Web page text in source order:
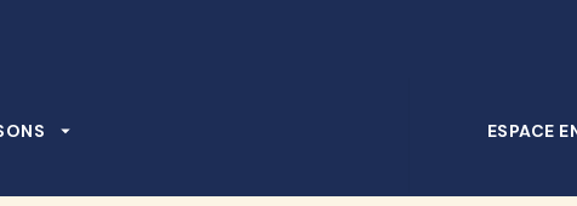
arrow_drop_down ESPACE